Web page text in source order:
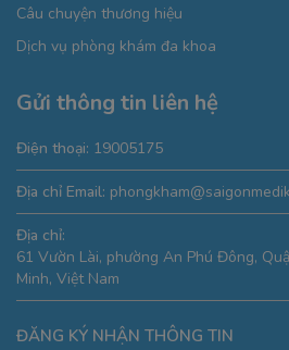
Câu chuyện thương hiệu
Dịch vụ phòng khám đa khoa
Gửi thông tin liên hệ
Điện thoại: 19005175
Địa chỉ Email:
Địa chỉ:
61 Vườn Lài, phường An Phú Đông,
Minh, Việt Nam
ĐĂNG KÝ NHẬN THÔNG TIN